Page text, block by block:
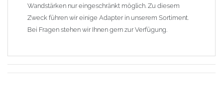
Wandstärken nur eingeschränkt möglich. Zu diesem
Zweck führen wir einige Adapter in unserem Sortiment.
Bei Fragen stehen wir Ihnen gern zur Verfügung.